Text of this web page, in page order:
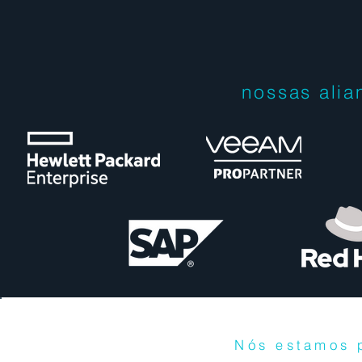
nossas
Nós estamos